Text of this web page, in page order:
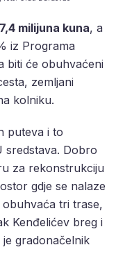
7,4 milijuna kuna, a
iz Programa
biti će obuhvaćeni
zemljani
kolniku.
puteva i to
sredstava. Dobro
za rekonstrukciju
gdje se nalaze
tri trase,
Kenđelićev breg i
gradonačelnik